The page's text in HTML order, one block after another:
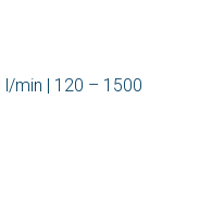
min | 120 – 1500